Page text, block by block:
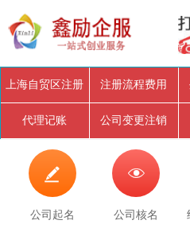
上海自贸区注册 注册流程费用
代理记账 公司变更注销

公司起名

公司核名